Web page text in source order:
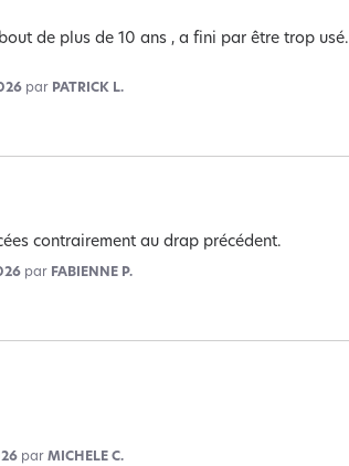
de plus de 10 ans , a fini par être trop usé.
par PATRICK L.
contrairement au drap précédent.
par FABIENNE P.
parMICHELE C.